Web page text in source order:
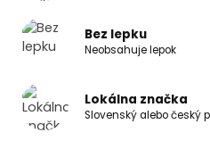
Bez lepku
Neobsahuje lepok
Lokálna značka
Slovenský alebo český